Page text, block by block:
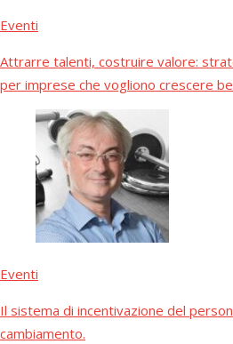
Eventi
Attrarre talenti, costruire valore:
per imprese che vogliono crescere
Eventi
Il sistema di incentivazione del
cambiamento.